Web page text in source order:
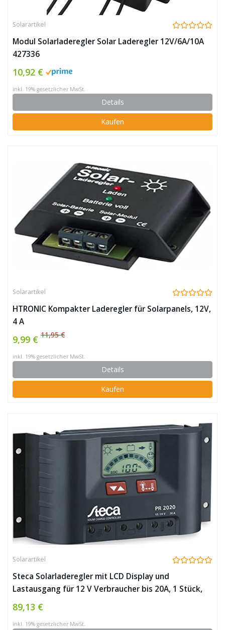
Solarartikel
Modul Solarladeregler Solar Laderegler 12V/6A/10A
427336
10,92 €
inkl. 19% gesetzlicher MwSt.
Details
Kaufen
Solarartikel
HTRONIC Kompakter Laderegler für Solarpanels, 12V,
4 A
9,99 € 11,95 €
inkl. 19% gesetzlicher MwSt.
Details
Kaufen
Solarartikel
Steca Solarladeregler mit LCD Display und
Lastausgang für 12 V Verbraucher bis 20A, 1 Stück,
PR2020
89,13 €
inkl. 19% gesetzlicher MwSt.